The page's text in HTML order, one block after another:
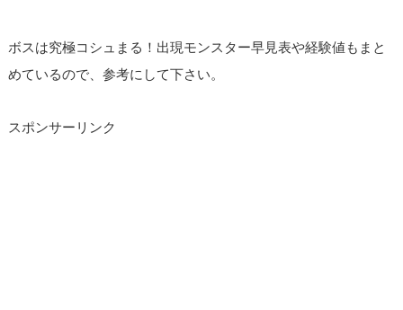
ボスは究極コシュまる！出現モンスター早見表や経験値もまと
めているので、参考にして下さい。
スポンサーリンク